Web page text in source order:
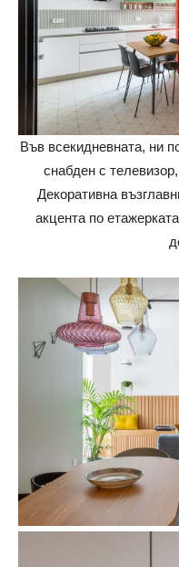
Във всекидневната, ни
снабден с
Декоративна
акцента по